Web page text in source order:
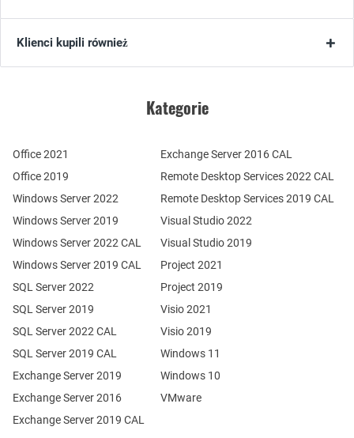
Klienci kupili również
Kategorie
Office 2021
Office 2019
Windows Server 2022
Windows Server 2019
Exchange Server 2019
Exchange Server 2016
SQL Server 2022
SQL Server 2019
Windows Server 2022 CAL
Windows Server 2019 CAL
SQL Server 2022 CAL
SQL Server 2019 CAL
Remote Desktop Services 2022 CAL
Remote Desktop Services 2019 CAL
Exchange Server 2019 CAL
Exchange Server 2016 CAL
Visual Studio 2022
Visual Studio 2019
Project 2021
Project 2019
Visio 2021
Visio 2019
Windows 11
Windows 10
VMware